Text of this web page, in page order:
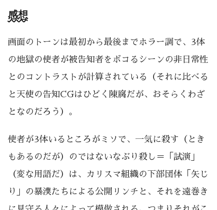
感想
画面のトーンは最初から最後までホラー調で、3体
の地獄の使者が被告知者をボコるシーンの非日常性
とのコントラストが計算されている（それに比べる
と天使の告知CGはひどく陳腐だが、おそらくわざ
となのだろう）。
使者が3体いるところがミソで、一気に殺す（とき
もあるのだが）のではないなぶり殺し＝「試演」
（変な用語だ）は、カリスマ組織の下部団体「矢じ
り」の暴漢たちによる公開リンチと、それを遠巻き